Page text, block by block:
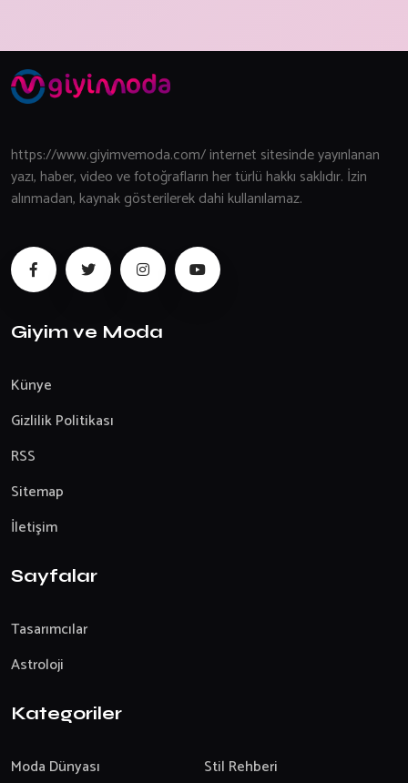
https://www.giyimvemoda.com/ internet sitesinde yayınlanan
yazı, haber, video ve fotoğrafların her türlü hakkı saklıdır. İzin
alınmadan, kaynak gösterilerek dahi kullanılamaz.
Giyim ve Moda
Künye
Gizlilik Politikası
RSS
Sitemap
İletişim
Sayfalar
Tasarımcılar
Astroloji
Kategoriler
Moda Dünyası Stil Rehberi